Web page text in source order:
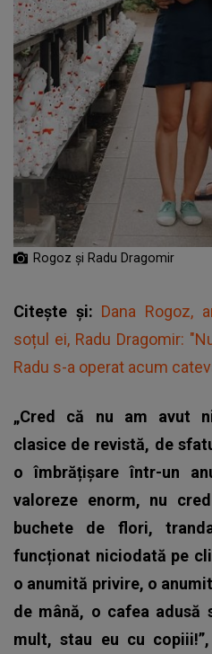
Rogoz și Radu Dragomir
Citește și: Dana Rogoz,
soțul ei, Radu Dragomir:
Radu s-a operat acum
„Cred că nu am avut
clasice de revistă, de
o îmbrățișare într-un
valoreze enorm, nu
buchete de flori,
funcționat niciodată pe
o anumită privire, o
de mână, o cafea adusă
mult, stau eu cu